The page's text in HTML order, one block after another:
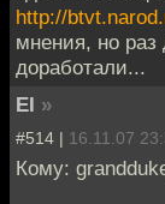
http://
мнения, но раз
доработали...
EI »
#514 | 16.11.07
Кому: